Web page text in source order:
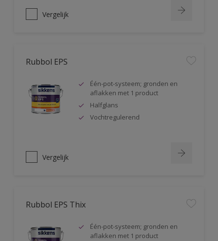
Vergelijk
Rubbol EPS
Één-pot-systeem; gronden en
aflakken met 1 product
Halfglans
Vochtregulerend
Vergelijk
Rubbol EPS Thix
Één-pot-systeem; gronden en
aflakken met 1 product